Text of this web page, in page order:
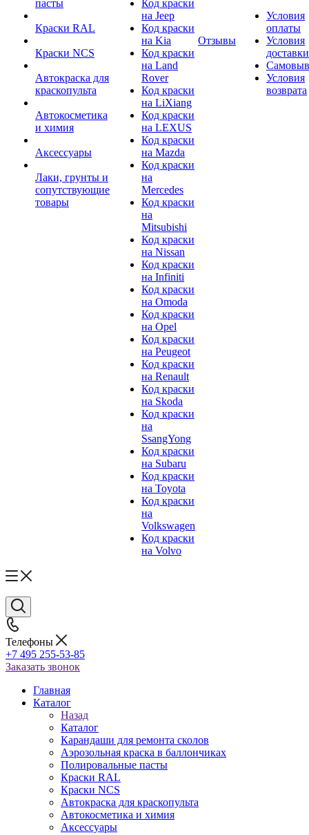
пасты
Краски RAL
Краски NCS
Автокраска для
краскопульта
Автокосметика
и химия
Аксессуары
Лаки, грунты и
сопутствующие
товары
Код краски
на Jeep
Код краски
на Kia
Код краски
на Land
Rover
Код краски
на LiXiang
Код краски
на LEXUS
Код краски
на Mazda
Код краски
на
Mercedes
Код краски
на
Mitsubishi
Код краски
на Nissan
Код краски
на Infiniti
Код краски
на Omoda
Код краски
на Opel
Код краски
на Peugeot
Код краски
на Renault
Код краски
на Skoda
Код краски
на
SsangYong
Код краски
на Subaru
Код краски
на Toyota
Код краски
на
Volkswagen
Код краски
на Volvo
Отзывы
Условия
оплаты
Условия
доставки
Условия
возврата
Телефоны
+7 495 255-53-85
Заказать звонок
Главная
Каталог
Назад
Каталог
Карандаши для ремонта сколов
Аэрозольная краска в баллончиках
Полировальные пасты
Краски RAL
Краски NCS
Автокраска для краскопульта
Автокосметика и химия
Аксессуары